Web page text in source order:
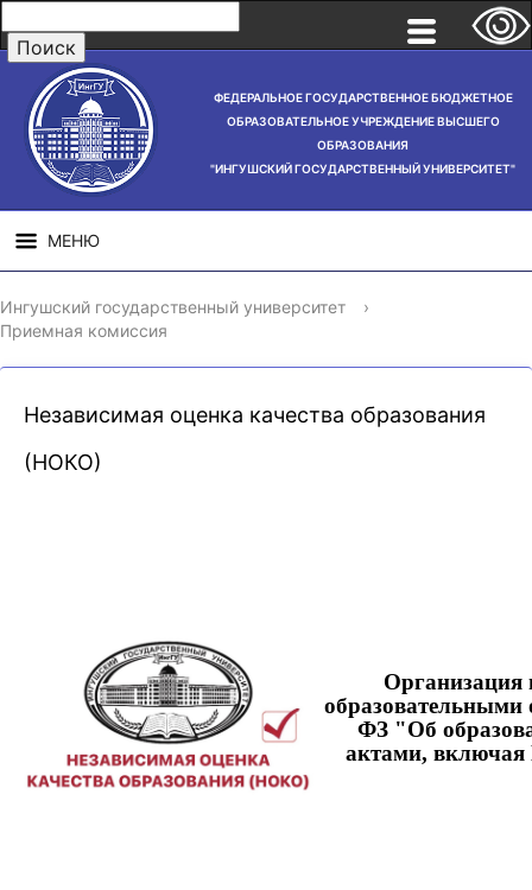
ФЕДЕРАЛЬНОЕ ГОСУДАРСТВЕННОЕ БЮДЖЕТНОЕ
ОБРАЗОВАТЕЛЬНОЕ УЧРЕЖДЕНИЕ ВЫСШЕГО
ОБРАЗОВАНИЯ
"ИНГУШСКИЙ ГОСУДАРСТВЕННЫЙ УНИВЕРСИТЕТ"
МЕНЮ
СВЕДЕНИЯ ОБ
ОБРАЗОВАТЕЛЬНОЙ
НАУЧНАЯ
ДЕЯТЕЛЬНОСТЬ
Ингушский государственный университет
›
Приемная комиссия
Независимая оценка качества образования
(НОКО)
Организация
образовательными
ФЗ "Об
актами, включая